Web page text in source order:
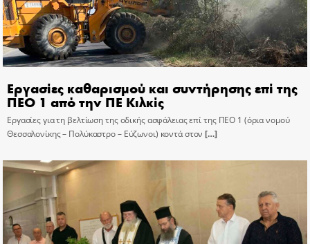
Εργασίες καθαρισμού και συντήρησης επί της
ΠΕΟ 1 από την ΠΕ Κιλκίς
Εργασίες για τη βελτίωση της οδικής ασφάλειας επί της ΠΕΟ 1 (όρια νομού
Θεσσαλονίκης – Πολύκαστρο – Εύζωνοι) κοντά στον […]